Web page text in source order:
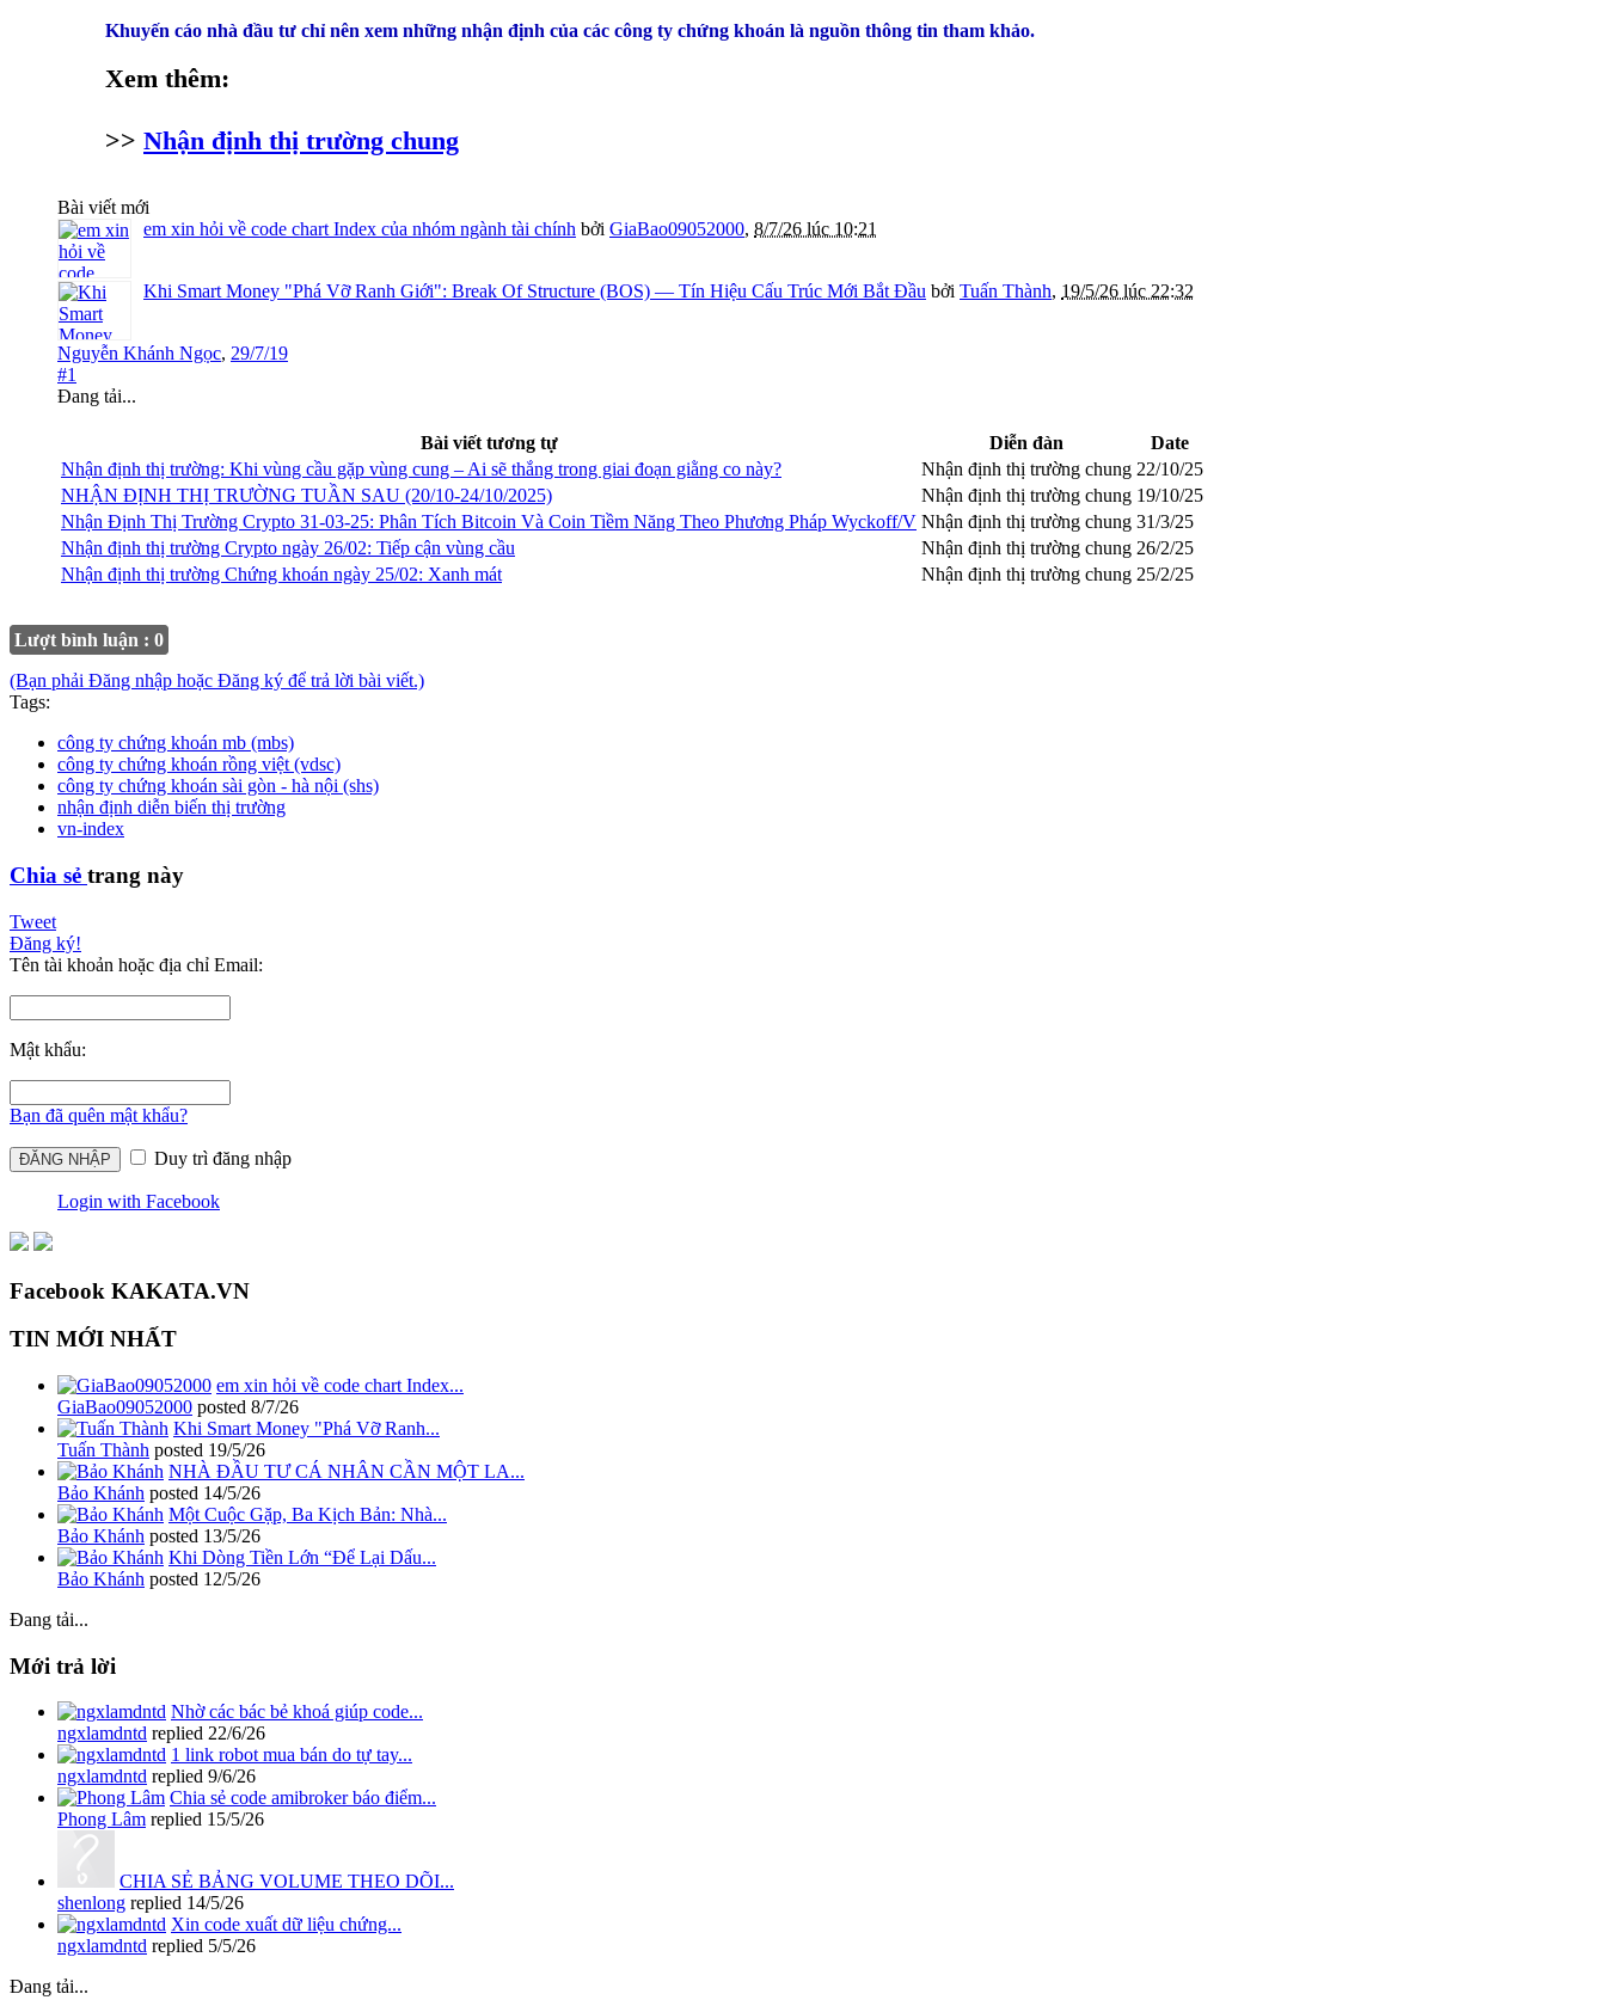
Khuyến cáo nhà đầu tư chỉ nên xem những nhận định của các công ty chứng khoán là nguồn thông tin tham khảo.
Xem thêm:
>> Nhận định thị trường chung
Bài viết mới
em xin hỏi về code chart Index của nhóm ngành tài chính bởi GiaBao09052000, 8/7/26 lúc 10:21
Khi Smart Money "Phá Vỡ Ranh Giới": Break Of Structure (BOS) — Tín Hiệu Cấu Trúc Mới Bắt Đầu bởi Tuấn Thành, 19/5/26 lúc 22:32
Nguyễn Khánh Ngọc, 29/7/19
#1
Đang tải...
Bài viết tương tự Diễn đàn
Date
Nhận định thị trường: Khi vùng cầu gặp vùng cung – Ai sẽ thắng trong giai đoạn giằng co này?
Nhận định thị trường chung 22/10/25
NHẬN ĐỊNH THỊ TRƯỜNG TUẦN SAU (20/10-24/10/2025)
Nhận định thị trường chung 19/10/25
Nhận Định Thị Trường Crypto 31-03-25: Phân Tích Bitcoin Và Coin Tiềm Năng Theo Phương Pháp Wyckoff/V Nhận định thị trường chung 31/3/25
Nhận định thị trường Crypto ngày 26/02: Tiếp cận vùng cầu
Nhận định thị trường chung 26/2/25
Nhận định thị trường Chứng khoán ngày 25/02: Xanh mát
Nhận định thị trường chung 25/2/25
Lượt bình luận : 0
(Bạn phải Đăng nhập hoặc Đăng ký để trả lời bài viết.)
Tags:
công ty chứng khoán mb (mbs)
công ty chứng khoán rồng việt (vdsc)
công ty chứng khoán sài gòn - hà nội (shs)
nhận định diễn biến thị trường
vn-index
Chia sẻ trang này
Tweet
Đăng ký!
Tên tài khoản hoặc địa chỉ Email:
Mật khẩu:
Bạn đã quên mật khẩu?
Duy trì đăng nhập
Login with Facebook
Facebook KAKATA.VN
TIN MỚI NHẤT
em xin hỏi về code chart Index...
GiaBao09052000 posted 8/7/26
Khi Smart Money "Phá Vỡ Ranh...
Tuấn Thành posted 19/5/26
NHÀ ĐẦU TƯ CÁ NHÂN CẦN MỘT LA...
Bảo Khánh posted 14/5/26
Một Cuộc Gặp, Ba Kịch Bản: Nhà...
Bảo Khánh posted 13/5/26
Khi Dòng Tiền Lớn “Để Lại Dấu...
Bảo Khánh posted 12/5/26
Đang tải...
Mới trả lời
Nhờ các bác bẻ khoá giúp code...
ngxlamdntd replied 22/6/26
1 link robot mua bán do tự tay...
ngxlamdntd replied 9/6/26
Chia sẻ code amibroker báo điểm...
Phong Lâm replied 15/5/26
CHIA SẺ BẢNG VOLUME THEO DÕI...
shenlong replied 14/5/26
Xin code xuất dữ liệu chứng...
ngxlamdntd replied 5/5/26
Đang tải...